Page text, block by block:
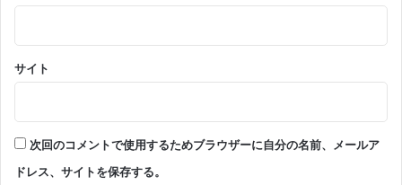
サイト
次回のコメントで使用するためブラウザーに自分の名前、メールア
ドレス、サイトを保存する。